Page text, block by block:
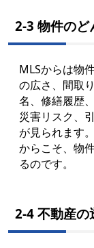
2-3 物件のど
MLSからは物
の広さ、間取
名、修繕履歴
災害リスク、
が見られます
からこそ、物
るのです。
2-4 不動産の